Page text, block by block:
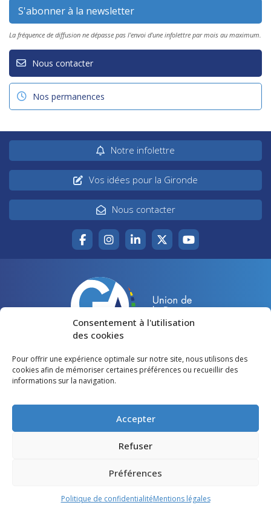
Consentement à l'utilisation
des cookies
Pour offrir une expérience optimale sur notre site, nous utilisons des
cookies afin de mémoriser certaines préférences ou recueillir des
informations sur la navigation.
Accepter
Refuser
Préférences
Politique de confidentialitéMentions légales
La fréquence de diffusion ne dépasse pas l'envoi d'une infolettre par mois au maximum.
Nous contacter
Nos permanences
Notre infolettre
Vos idées pour la Gironde
Nous contacter
Accueil
Votre canton
Lire et voir
Agir pour la Gironde
Restons en contact
©Gironde Avenir- Tous droits réservés
Mentions légales